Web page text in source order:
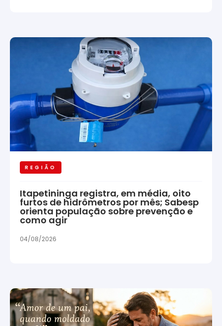
REGIÃO
Itapetininga registra, em média, oito
furtos de hidrômetros por mês; Sabesp
orienta população sobre prevenção e
como agir
04/08/2026